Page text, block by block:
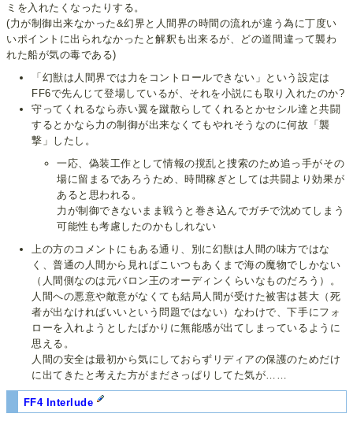
ミを入れたくなったりする。
(力が制御出来なかった&幻界と人間界の時間の流れが違う為に丁度い
いポイントに出られなかったと解釈も出来るが、どの道間違って襲わ
れた船が気の毒である)
「幻獣は人間界では力をコントロールできない」という設定は
FF6で先んじて登場しているが、それを小説にも取り入れたのか?
守ってくれるなら赤い翼を蹴散らしてくれるとかセシル達と共闘
するとかなら力の制御が出来なくてもやれそうなのに何故「襲
撃」したし。
一応、偽装工作として情報の撹乱と捜索のため追っ手がその
場に留まるであろうため、時間稼ぎとしては共闘より効果が
あると思われる。
力が制御できないまま戦うと巻き込んでガチで沈めてしまう
可能性も考慮したのかもしれない
上の方のコメントにもある通り、別に幻獣は人間の味方ではな
く、普通の人間から見ればこいつもあくまで海の魔物でしかない
（人間側なのは元バロン王のオーディンくらいなものだろう）。
人間への悪意や敵意がなくても結局人間が受けた被害は甚大（死
者が出なければいいという問題ではない）なわけで、下手にフォ
ローを入れようとしたばかりに無能感が出てしまっているように
思える。
人間の安全は最初から気にしておらずリディアの保護のためだけ
に出てきたと考えた方がまださっぱりしてた気が……
FF4 Interlude